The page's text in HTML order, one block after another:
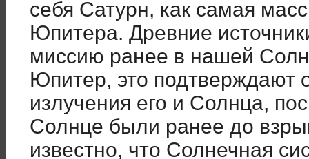
себя Сатурн, как самая
Юпитера. Древние
миссию ранее в нашей
Юпитер, это подтверждают
излучения его и Солнца,
Солнце были ранее до
известно, что Солнечная